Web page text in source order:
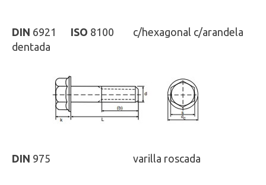
DIN 6921 ISO 8100 c/hexagonal c/arandela
dentada
DIN 975 varilla roscada